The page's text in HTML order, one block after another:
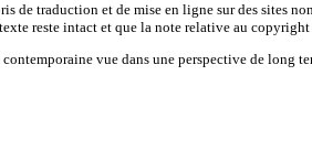
de traduction et de mise en ligne sur des sites
reste intact et que la note relative au copyright
vue dans une perspective de long